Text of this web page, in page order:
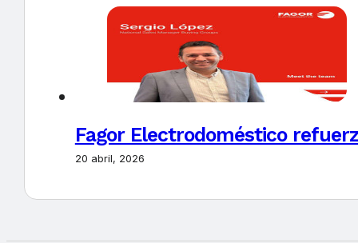
Fagor Electrodoméstico
20 abril, 2026